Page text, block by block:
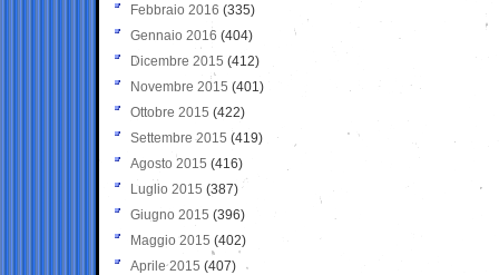
Febbraio 2016 (335)
Gennaio 2016 (404)
Dicembre 2015 (412)
Novembre 2015 (401)
Ottobre 2015 (422)
Settembre 2015 (419)
Agosto 2015 (416)
Luglio 2015 (387)
Giugno 2015 (396)
Maggio 2015 (402)
Aprile 2015 (407)